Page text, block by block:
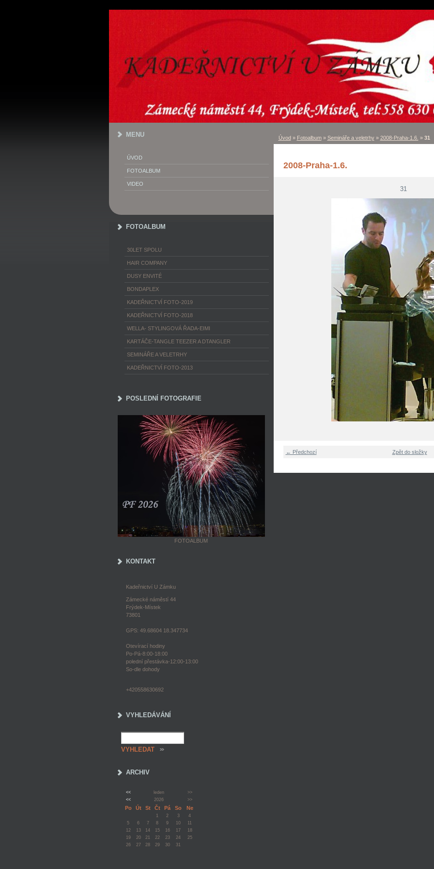
Úvod» Fotoalbum» Semináře a veletrhy» 2008-Praha-1.6. » 31
2008-Praha-1.6.
31
← Předchozí Zpět do složky
MENU
ÚVOD
FOTOALBUM
VIDEO
FOTOALBUM
30LET SPOLU
HAIR COMPANY
DUSY ENVITÉ
BONDAPLEX
KADEŘNICTVÍ FOTO-2019
KADEŘNICTVÍ FOTO-2018
WELLA- STYLINGOVÁ ŘADA-EIMI
KARTÁČE-TANGLE TEEZER A DTANGLER
SEMINÁŘE A VELETRHY
KADEŘNICTVÍ FOTO-2013
POSLEDNÍ FOTOGRAFIE
FOTOALBUM
KONTAKT
Kadeřnictví U Zámku
Zámecké náměstí 44
Frýdek-Místek
73801
GPS: 49.68604 18.347734
Otevírací hodiny
Po-Pá-8:00-18:00
polední přestávka-12:00-13:00
So-dle dohody
+420558630692
VYHLEDÁVÁNÍ
ARCHIV
<< leden
>>
<<
2026 >>
Po Út St Čt Pá So Ne
1 2 3
4
5
6 7 8 9 10
11
12
13 14 15 16 17
18
19
20 21 22 23 24
25
26
27 28 29 30 31